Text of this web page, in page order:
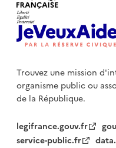
Trouvez une mission
organisme publicou
de la République.
legifrance.gouv.fr
service-public.fr